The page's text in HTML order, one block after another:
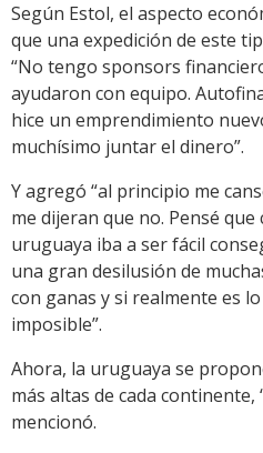
Según Estol, el aspecto
que una expedición de este
“No tengo sponsors
ayudaron con equipo.
hice un emprendimiento
muchísimo juntar el dinero”.
Y agregó “al principio me
me dijeran que no. Pensé
uruguaya iba a ser fácil
una gran desilusión de
con ganas y si realmente es
imposible”.
Ahora, la uruguaya se
más altas de cada continente,
mencionó.